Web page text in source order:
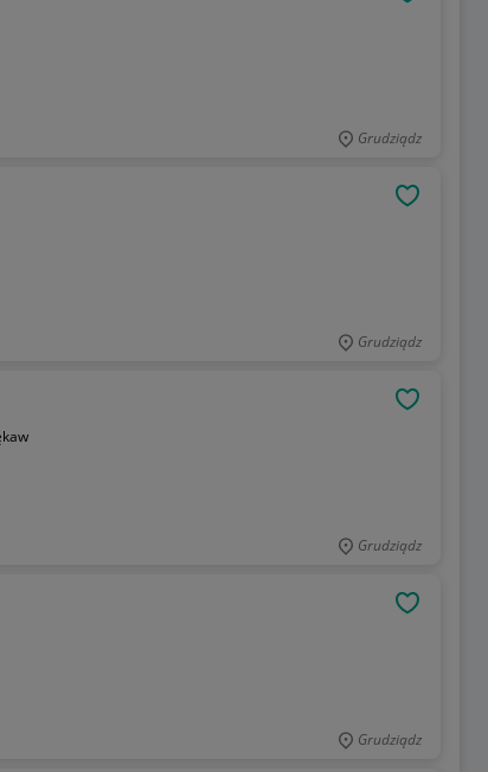
Grudziądz
Grudziądz
Grudziądz
Grudziądz